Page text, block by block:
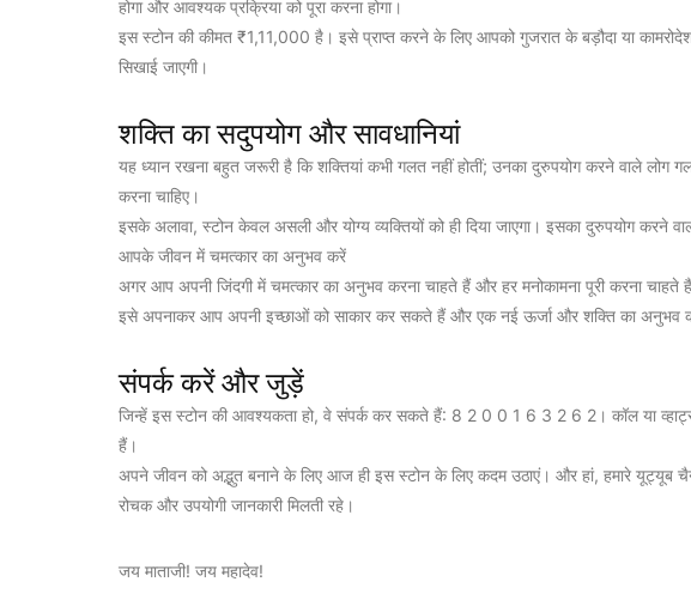
होगा और आवश्यक प्रक्रिया को पूरा करना होगा।
इस स्टोन की कीमत ₹1,11,000 है। इसे प्राप्त करने के लिए आपको गुजरात के बड़ौदा या
सिखाई जाएगी।
शक्ति का सदुपयोग और सावधानियां
यह ध्यान रखना बहुत जरूरी है कि शक्तियां कभी गलत नहीं होतीं; उनका दुरुपयोग करने वाले लोग
करना चाहिए।
इसके अलावा, स्टोन केवल असली और योग्य व्यक्तियों को ही दिया जाएगा। इसका दुरुपयोग करने
आपके जीवन में चमत्कार का अनुभव करें
अगर आप अपनी जिंदगी में चमत्कार का अनुभव करना चाहते हैं और हर मनोकामना पूरी करना चाहते
इसे अपनाकर आप अपनी इच्छाओं को साकार कर सकते हैं और एक नई ऊर्जा और शक्ति का अनुभव
संपर्क करें और जुड़ें
जिन्हें इस स्टोन की आवश्यकता हो, वे संपर्क कर सकते हैं: 8 2 0 0 1 6 3 2 6 2। कॉल या
हैं।
अपने जीवन को अद्भुत बनाने के लिए आज ही इस स्टोन के लिए कदम उठाएं। और हां, हमारे यूट्यूब
रोचक और उपयोगी जानकारी मिलती रहे।
जय माताजी! जय महादेव!